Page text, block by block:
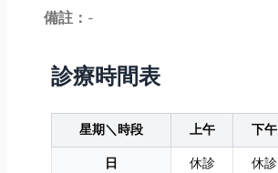
備註： -
診療時間表
星期＼時段 上午 下午
日
休診 休診